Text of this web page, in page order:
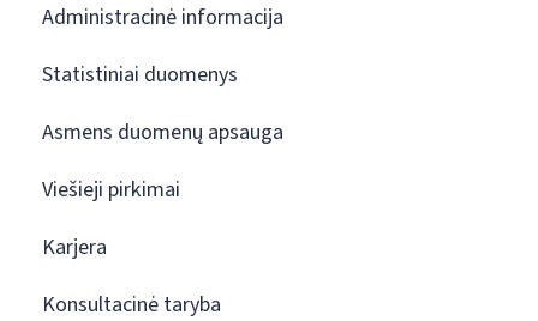
Administracinė informacija
Statistiniai duomenys
Asmens duomenų apsauga
Viešieji pirkimai
Karjera
Konsultacinė taryba